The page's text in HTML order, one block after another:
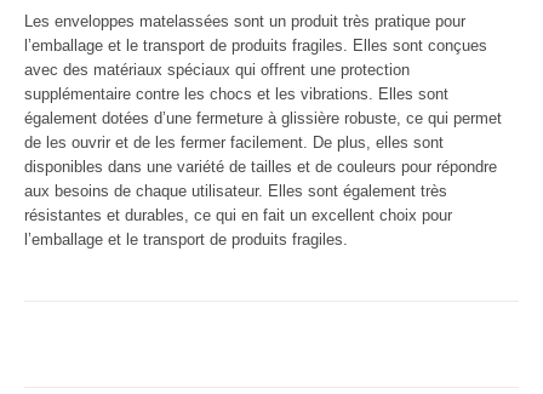
Les enveloppes matelassées sont un produit très pratique pour
l’emballage et le transport de produits fragiles. Elles sont conçues
avec des matériaux spéciaux qui offrent une protection
supplémentaire contre les chocs et les vibrations. Elles sont
également dotées d’une fermeture à glissière robuste, ce qui permet
de les ouvrir et de les fermer facilement. De plus, elles sont
disponibles dans une variété de tailles et de couleurs pour répondre
aux besoins de chaque utilisateur. Elles sont également très
résistantes et durables, ce qui en fait un excellent choix pour
l’emballage et le transport de produits fragiles.